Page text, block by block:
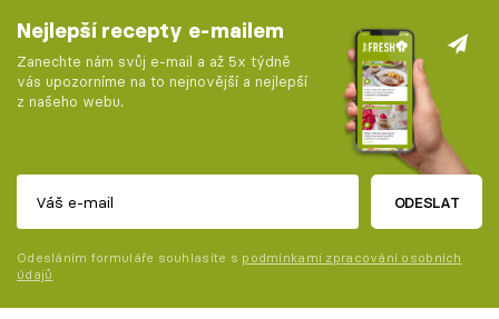
Nejlepší recepty e-mailem
Zanechte nám svůj e-mail a až 5x týdně
vás upozorníme na to nejnovější a nejlepší
z našeho webu.
ODESLAT
Odesláním formuláře souhlasíte s podmínkami zpracování osobních
údajů